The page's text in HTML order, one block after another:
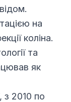
на
коліна.
та
як
з 2010 по